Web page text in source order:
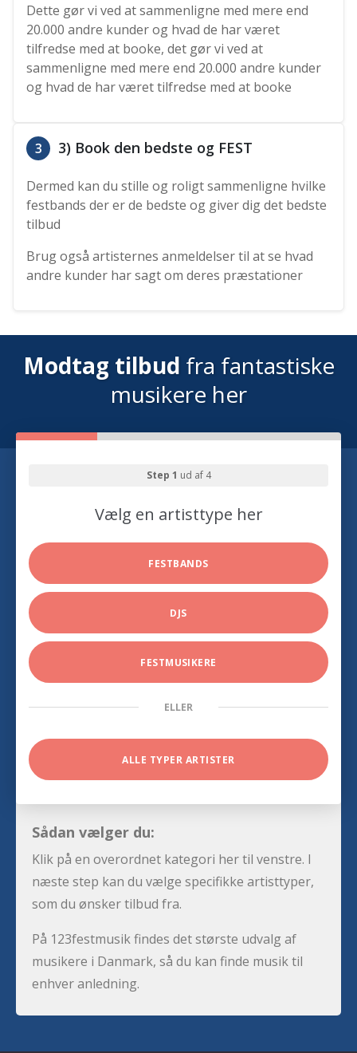
Dette gør vi ved at sammenligne med mere end
20.000 andre kunder og hvad de har været
tilfredse med at booke, det gør vi ved at
sammenligne med mere end 20.000 andre kunder
og hvad de har været tilfredse med at booke
3 3) Book den bedste og FEST
Dermed kan du stille og roligt sammenligne hvilke
festbands der er de bedste og giver dig det bedste
tilbud
Brug også artisternes anmeldelser til at se hvad
andre kunder har sagt om deres præstationer
Modtag tilbud fra fantastiske
musikere her
Step 1 ud af 4
Vælg en artisttype her
FESTBANDS
DJS
FESTMUSIKERE
ELLER
ALLE TYPER ARTISTER
Sådan vælger du:
Klik på en overordnet kategori her til venstre. I
næste step kan du vælge specifikke artisttyper,
som du ønsker tilbud fra.
På 123festmusik findes det største udvalg af
musikere i Danmark, så du kan finde musik til
enhver anledning.